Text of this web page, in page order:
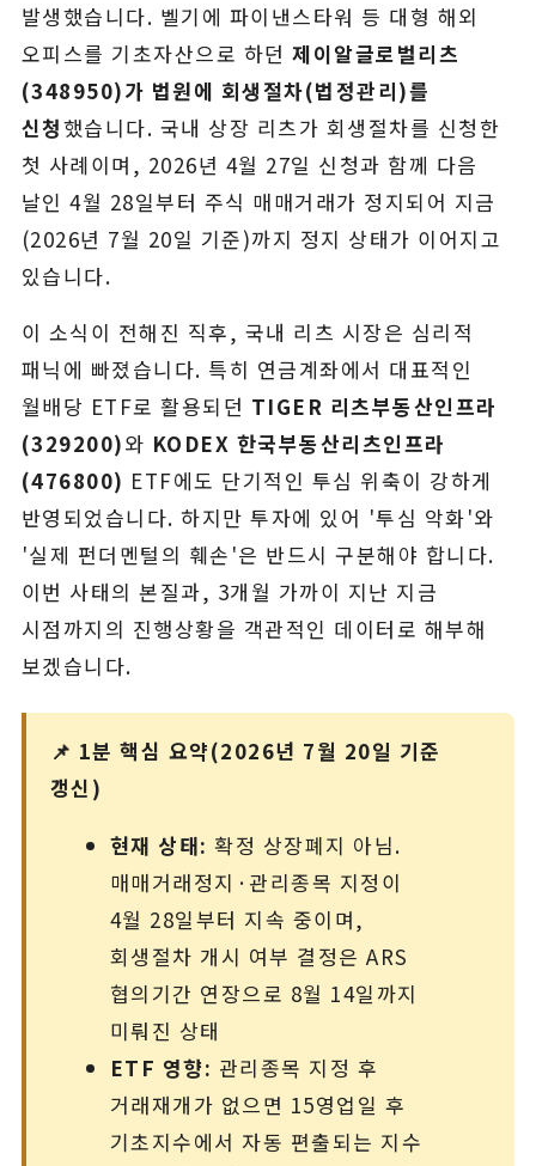
발생했습니다. 벨기에 파이낸스타워 등 대형 해외
오피스를 기초자산으로 하던제이알글로벌리츠
(348950)가 법원에 회생절차(법정관리)를
신청했습니다. 국내 상장 리츠가 회생절차를 신청한
첫 사례이며, 2026년 4월 27일 신청과 함께 다음
날인 4월 28일부터 주식 매매거래가 정지되어 지금
(2026년 7월 20일 기준)까지 정지 상태가 이어지고
있습니다.
이 소식이 전해진 직후, 국내 리츠 시장은 심리적
패닉에 빠졌습니다. 특히 연금계좌에서 대표적인
월배당 ETF로 활용되던 TIGER 리츠부동산인프라
(329200)와 KODEX 한국부동산리츠인프라
(476800) ETF에도 단기적인 투심 위축이 강하게
반영되었습니다. 하지만 투자에 있어 '투심 악화'와
'실제 펀더멘털의 훼손'은 반드시 구분해야 합니다.
이번 사태의 본질과, 3개월 가까이 지난 지금
시점까지의 진행상황을 객관적인 데이터로 해부해
보겠습니다.
📌 1분 핵심 요약(2026년 7월 20일 기준
갱신)
현재 상태: 확정 상장폐지 아님.
매매거래정지·관리종목 지정이
4월 28일부터 지속 중이며,
회생절차 개시 여부 결정은 ARS
협의기간 연장으로 8월 14일까지
미뤄진 상태
ETF 영향: 관리종목 지정 후
거래재개가 없으면 15영업일 후
기초지수에서 자동 편출되는 지수